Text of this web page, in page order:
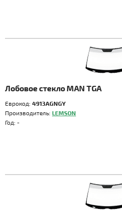
Лобовое стекло MAN TGA
Еврокод: 4913AGNGY
Производитель: LEMSON
Год: -